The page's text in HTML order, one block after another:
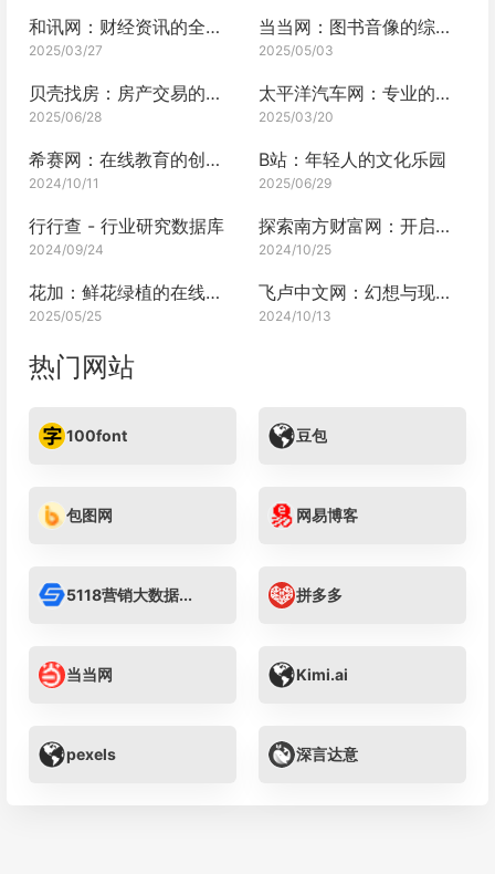
和讯网：财经资讯的全方位服务
2025/03/27
当当网：图书音像的综合商城
2025/05/03
贝壳找房：房产交易的安心港湾
2025/06/28
太平洋汽车网：专业的汽车资讯网站
2025/03/20
希赛网：在线教育的创新先锋
2024/10/11
B站：年轻人的文化乐园
2025/06/29
行行查 - 行业研究数据库
2024/09/24
探索南方财富网：开启财富之门的钥匙
2024/10/25
花加：鲜花绿植的在线花店，让生活绽放多彩
2025/05/25
飞卢中文网：幻想与现实交织的阅读乐园
2024/10/13
热门网站
100font 豆包
包图网 网易博客
5118营销大数据... 拼多多
当当网 Kimi.ai
pexels 深言达意